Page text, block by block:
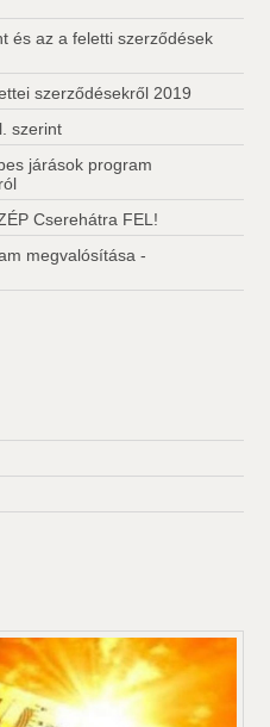
és az a feletti szerződések
szerződésekről 2019
szerint
járások program
Cserehátra FEL!
megvalósítása -